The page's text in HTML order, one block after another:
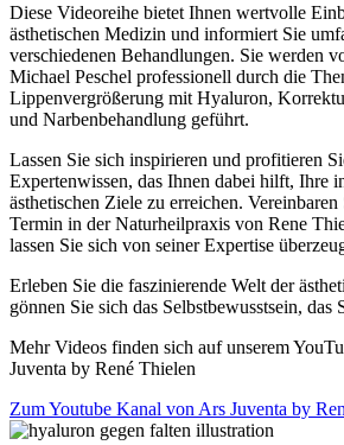
Diese Videoreihe bietet Ihnen wertvolle
ästhetischen Medizin und informiert Sie
verschiedenen Behandlungen. Sie werden
Michael Peschel professionell durch die
Lippenvergrößerung mit Hyaluron,
und Narbenbehandlung geführt.
Lassen Sie sich inspirieren und profitieren
Expertenwissen, das Ihnen dabei hilft, Ihre
ästhetischen Ziele zu erreichen.
Termin in der Naturheilpraxis von Rene
lassen Sie sich von seiner Expertise
Erleben Sie die faszinierende Welt der
gönnen Sie sich das Selbstbewusstsein, das
Mehr Videos finden sich auf unserem
Juventa by René Thielen
Zum Youtube Kanal von Ars Juventa by